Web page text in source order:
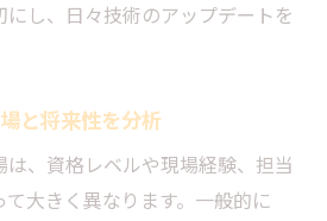
し、日々技術のアップデートを
と将来性を分析
、資格レベルや現場経験、担当
大きく異なります。一般的に